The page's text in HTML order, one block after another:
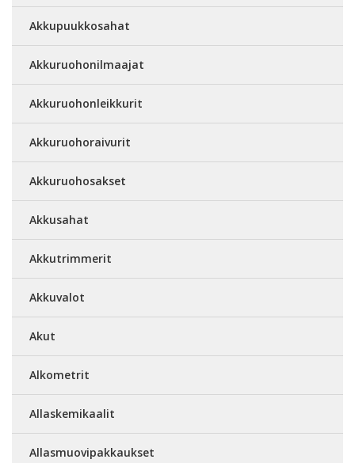
Akkupuukkosahat
Akkuruohonilmaajat
Akkuruohonleikkurit
Akkuruohoraivurit
Akkuruohosakset
Akkusahat
Akkutrimmerit
Akkuvalot
Akut
Alkometrit
Allaskemikaalit
Allasmuovipakkaukset